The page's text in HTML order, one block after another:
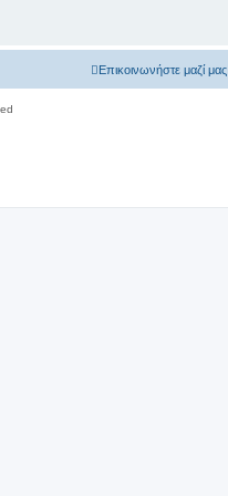
Επικοινωνήστε μαζί μας